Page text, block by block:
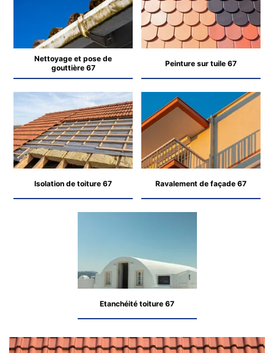
Nettoyage et pose de
gouttière 67
Peinture sur tuile 67
Isolation de toiture 67 Ravalement de façade 67
Etanchéité toiture 67